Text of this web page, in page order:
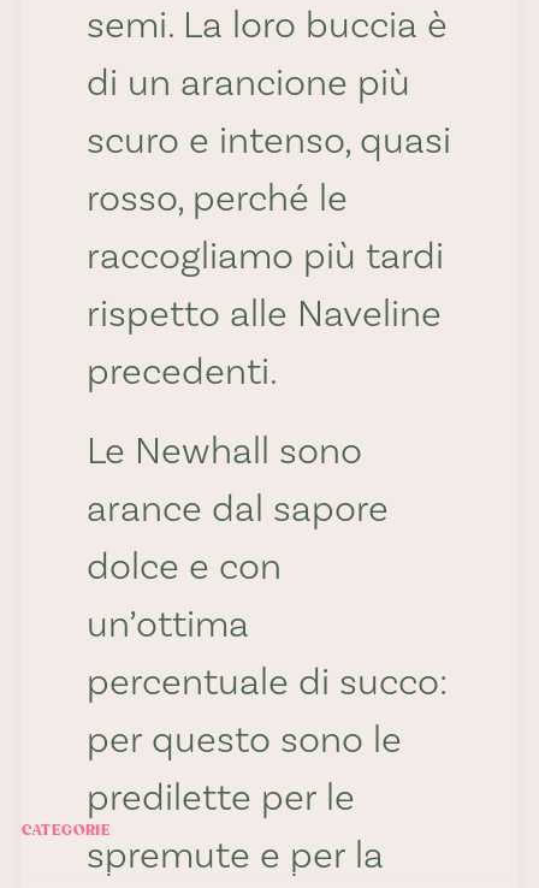
semi. La loro buccia è
di un arancione più
scuro e intenso, quasi
rosso, perché le
raccogliamo più tardi
rispetto alle Naveline
precedenti.
Le Newhall sono
arance dal sapore
dolce e con
un’ottima
percentuale di succo:
per questo sono le
predilette per le
spremute e per la
CATEGORIE